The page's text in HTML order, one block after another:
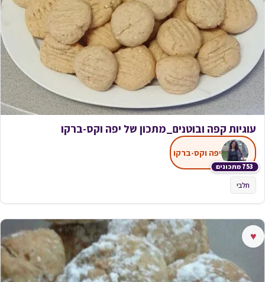
עוגיות קפה ובוטנים_מתכון של יפה וקס-ברקו
753 מתכונים
יפה וקס-ברקו
חלבי
♥